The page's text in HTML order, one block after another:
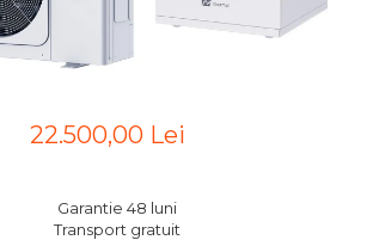
22.500,00 Lei
Garantie 48 luni
Transport gratuit